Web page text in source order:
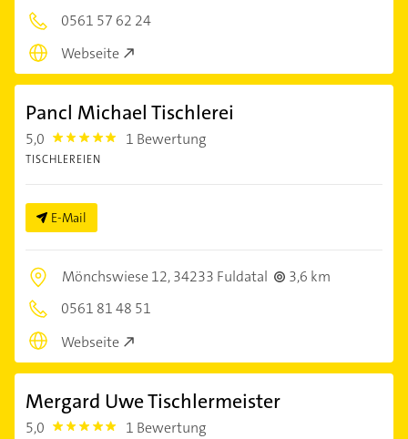
0561 57 62 24
Webseite
Pancl Michael Tischlerei
5,0 5.0 1 Bewertung
TISCHLEREIEN
E-Mail
Mönchswiese 12,34233 Fuldatal
3,6 km
0561 81 48 51
Webseite
Mergard Uwe Tischlermeister
5,0 5.0 1 Bewertung